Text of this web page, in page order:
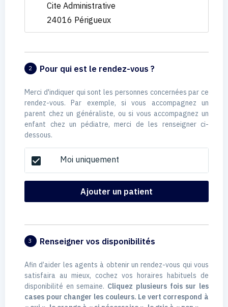
Cite Administrative
24016 Périgueux
2 Pour qui est le rendez-vous ?
Merci d'indiquer qui sont les personnes concernées par ce
rendez-vous. Par exemple, si vous accompagnez un
parent chez un généraliste, ou si vous accompagnez un
enfant chez un pédiatre, merci de les renseigner ci-
dessous.
check_box Moi uniquement
Ajouter un patient
3 Renseigner vos disponibilités
Afin d’aider les agents à obtenir un rendez-vous qui vous
satisfaira au mieux, cochez vos horaires habituels de
disponibilité en semaine. Cliquez plusieurs fois sur les
cases pour changer les couleurs. Le vert correspond à